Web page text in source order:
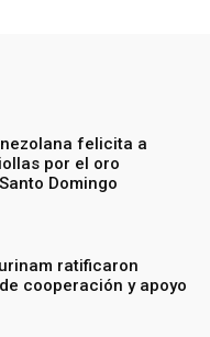
felicita a
por el oro
Domingo
ratificaron
cooperación y apoyo